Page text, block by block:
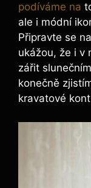
podíváme na
ale i módní
Připravte se
ukážou, že i v
zářit
konečně
kravatové